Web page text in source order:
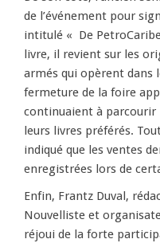
de l’événement pour
intitulé « De
livre, il revient sur les
armés qui opèrent dans
fermeture de la foire
continuaient à parcourir
leurs livres préférés.
indiqué que les ventes
enregistrées lors de
Enfin, Frantz Duval,
Nouvelliste et
réjoui de la forte